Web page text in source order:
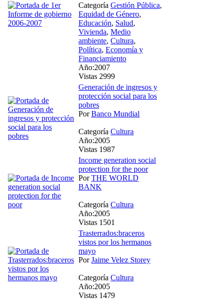
Categoría Gestión Pública,
Equidad de Género,
Educación, Salud,
Vivienda, Medio
ambiente, Cultura,
Política, Economía y
Financiamiento
Año:2007
Vistas 2999
Generación de ingresos y
protección social para los
pobres
PorBanco Mundial
Categoría Cultura
Año:2005
Vistas 1987
Income generation social
protection for the poor
PorTHE WORLD
BANK
Categoría Cultura
Año:2005
Vistas 1501
Trasterrados:braceros
vistos por los hermanos
mayo
PorJaime Velez Storey
Categoría Cultura
Año:2005
Vistas 1479